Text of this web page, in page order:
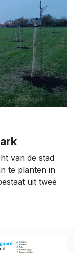
van de stad
te planten in
uit twee